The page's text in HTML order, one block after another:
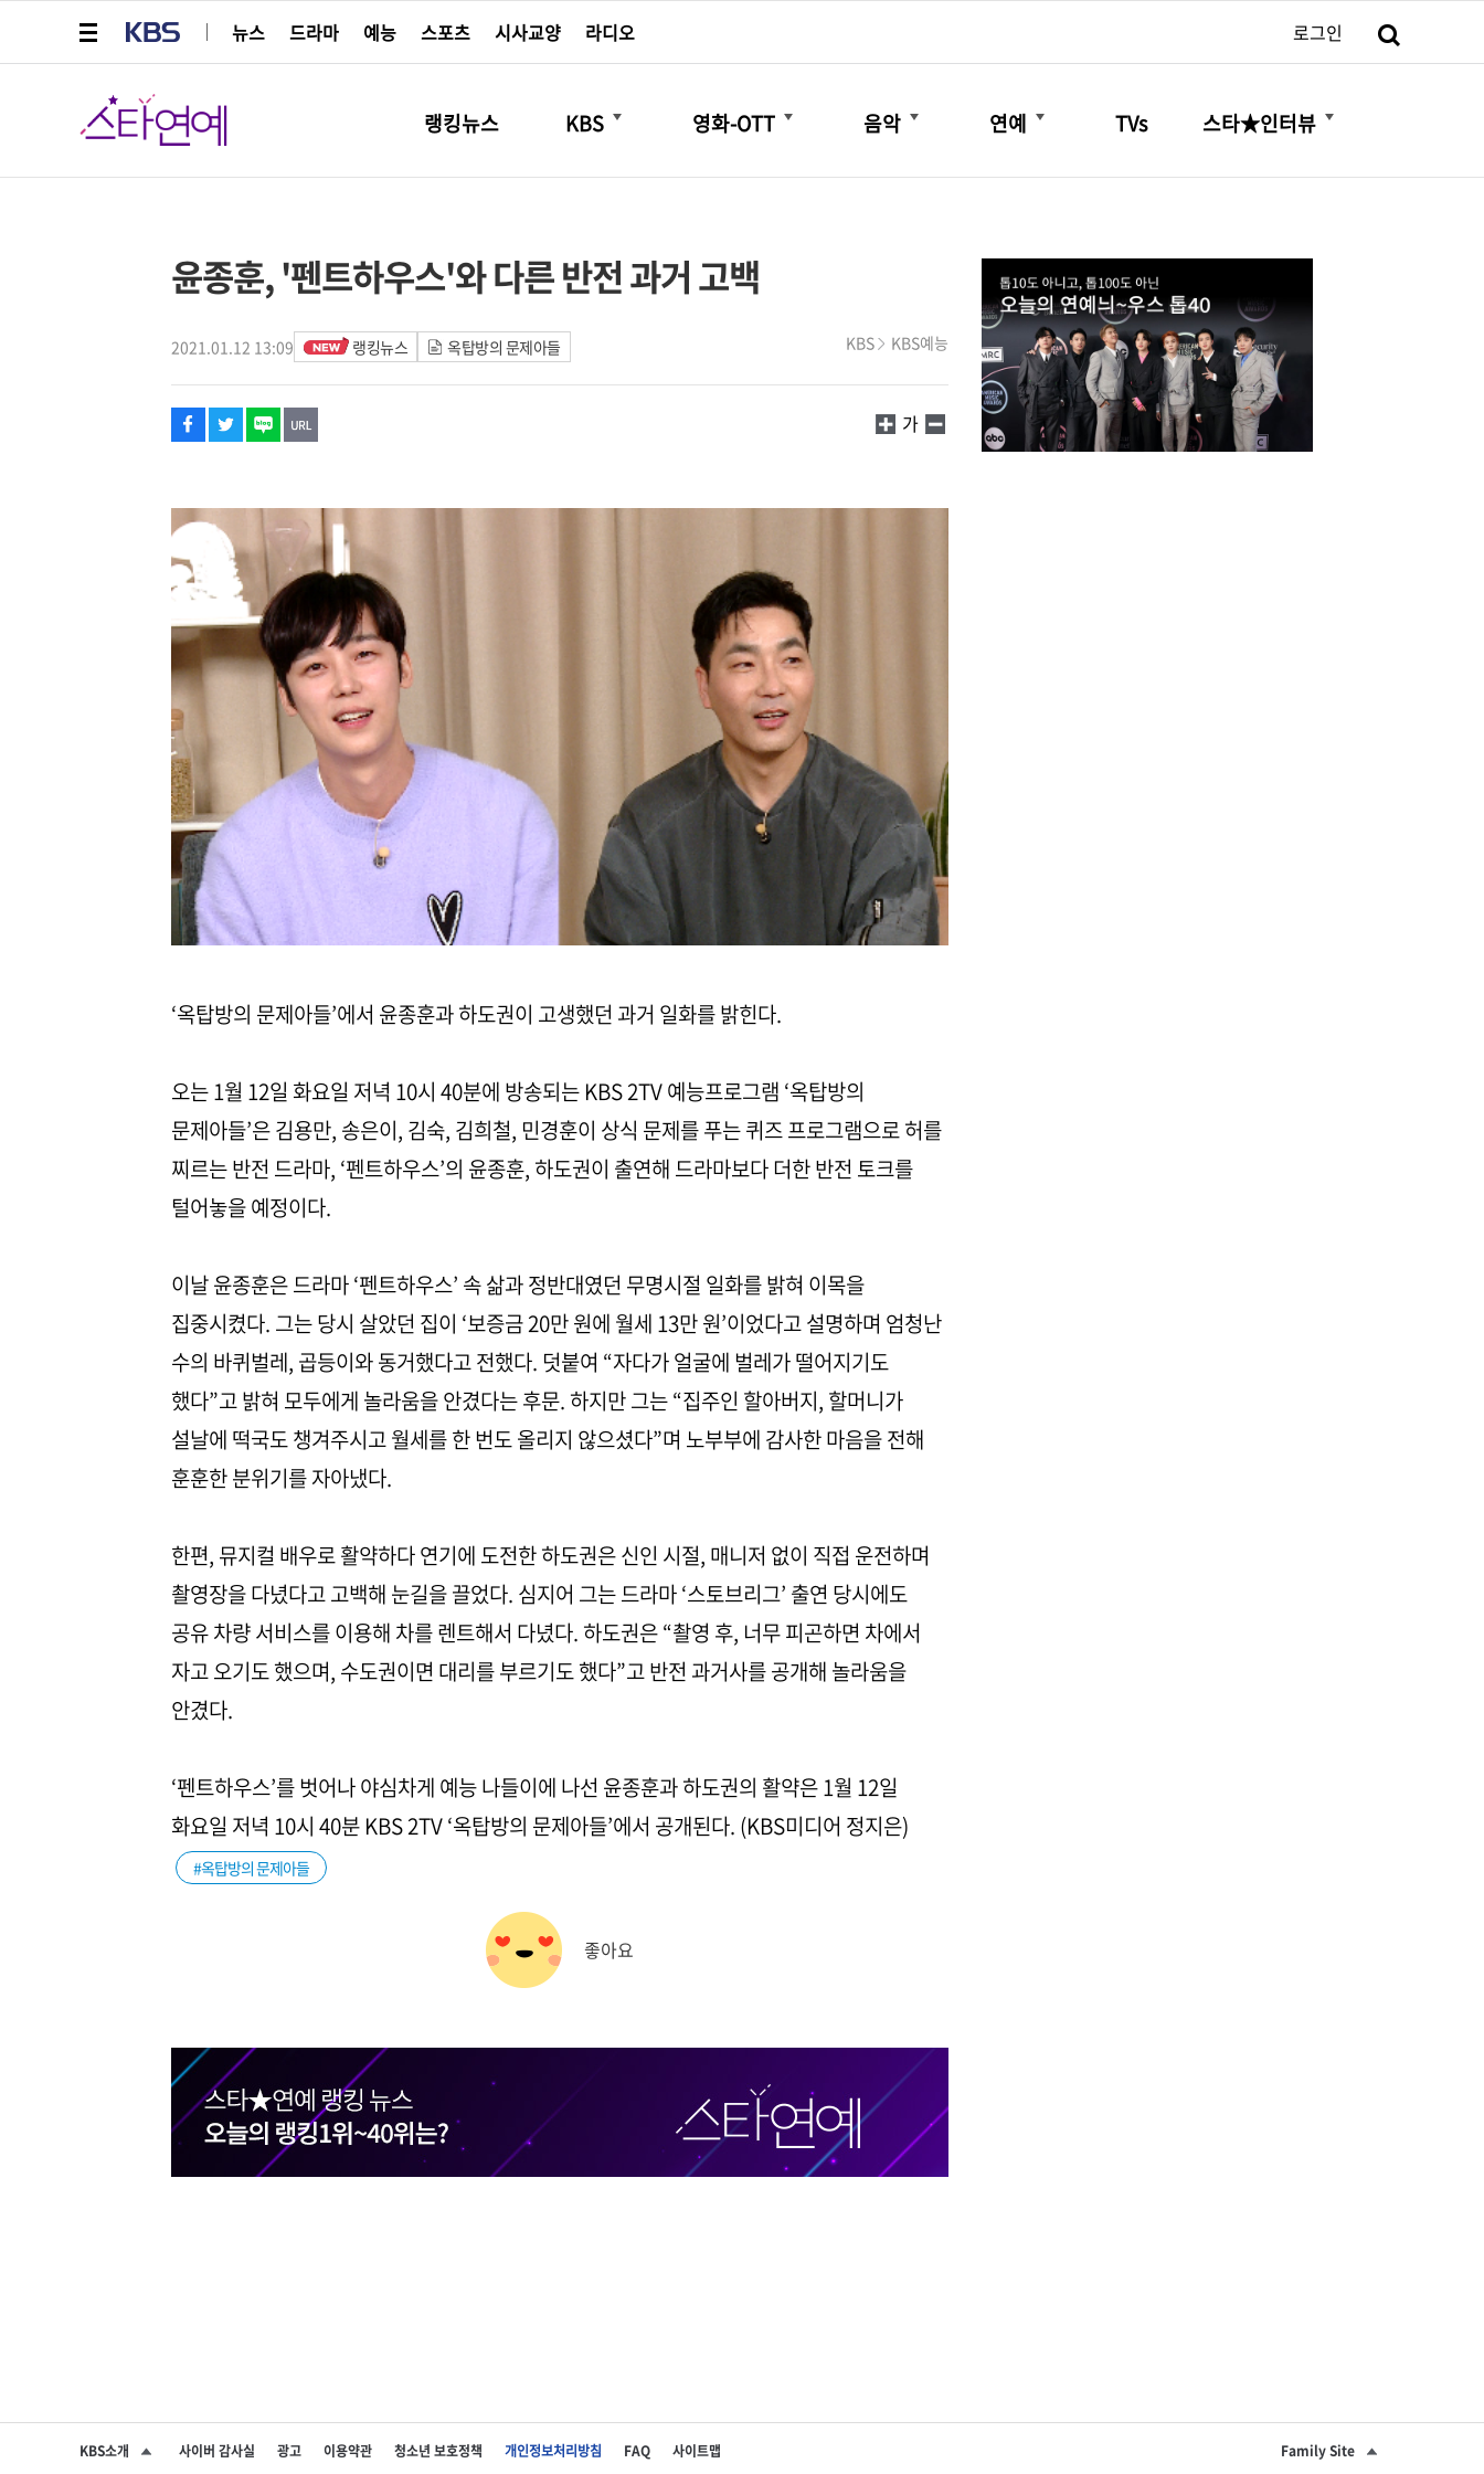
뉴스
드라마 예능 스포츠 시사교양 라디오 로그인
스타연예
랭킹뉴스 KBS
더보기
영화-OTT
더보기
음악
더보기
연예
더보기
TVs 스타★인터뷰
더보기
윤종훈, '펜트하우스'와 다른 반전 과거 고백
2021.01.12 13:09 랭킹뉴스 옥탑방의 문제아들 KBS KBS예능
페이스북
트위터
네이버
URL복사
글씨 작게보기
가
글씨 크게보기
‘옥탑방의 문제아들’에서 윤종훈과 하도권이 고생했던 과거 일화를 밝힌다.
오는 1월 12일 화요일 저녁 10시 40분에 방송되는 KBS 2TV 예능프로그램 ‘옥탑방의
문제아들’은 김용만, 송은이, 김숙, 김희철, 민경훈이 상식 문제를 푸는 퀴즈 프로그램으로 허를
찌르는 반전 드라마, ‘펜트하우스’의 윤종훈, 하도권이 출연해 드라마보다 더한 반전 토크를
털어놓을 예정이다.
이날 윤종훈은 드라마 ‘펜트하우스’ 속 삶과 정반대였던 무명시절 일화를 밝혀 이목을
집중시켰다. 그는 당시 살았던 집이 ‘보증금 20만 원에 월세 13만 원’이었다고 설명하며 엄청난
수의 바퀴벌레, 곱등이와 동거했다고 전했다. 덧붙여 “자다가 얼굴에 벌레가 떨어지기도
했다”고 밝혀 모두에게 놀라움을 안겼다는 후문. 하지만 그는 “집주인 할아버지, 할머니가
설날에 떡국도 챙겨주시고 월세를 한 번도 올리지 않으셨다”며 노부부에 감사한 마음을 전해
훈훈한 분위기를 자아냈다.
한편, 뮤지컬 배우로 활약하다 연기에 도전한 하도권은 신인 시절, 매니저 없이 직접 운전하며
촬영장을 다녔다고 고백해 눈길을 끌었다. 심지어 그는 드라마 ‘스토브리그’ 출연 당시에도
공유 차량 서비스를 이용해 차를 렌트해서 다녔다. 하도권은 “촬영 후, 너무 피곤하면 차에서
자고 오기도 했으며, 수도권이면 대리를 부르기도 했다”고 반전 과거사를 공개해 놀라움을
안겼다.
‘펜트하우스’를 벗어나 야심차게 예능 나들이에 나선 윤종훈과 하도권의 활약은 1월 12일
화요일 저녁 10시 40분 KBS 2TV ‘옥탑방의 문제아들’에서 공개된다. (KBS미디어 정지은)
해시태그
#옥탑방의 문제아들
좋아요
KBS소개 사이버 감사실 광고 이용약관 청소년 보호정책 개인정보처리방침 FAQ 사이트맵 Family Site